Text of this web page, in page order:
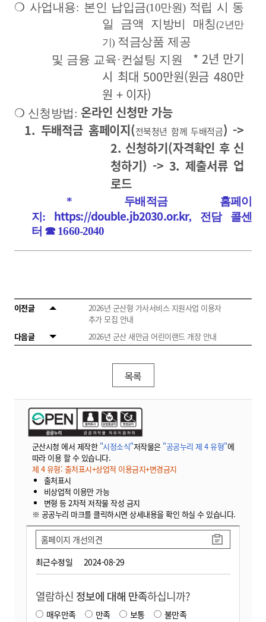
❍ 사업내용: 본인 납입금(10만원) 적립 시 동
일 금액 지방비 매칭(2년만
기) 적금상품 제공
및 금융 교육·컨설팅 지원
* 2년 만기
시 최대 500만원(원금 480만
원 + 이자)
❍ 신청방법: 온라인 신청만 가능
1. 두배적금 홈페이지(전북청년 함께 두배적금) ->
2. 신청하기(자격확인 후 신
청하기) -> 3. 제출서류 업
로드
* 두배적금 홈페이
지 : https://double.jb2030.or.kr, 전담 콜센
터 ☎1660-2040
이전글
2026년 군산형 가사서비스 지원사업 이용자
추가 모집 안내
다음글
2026년 군산 새만금 어린이랜드 개장 안내
목록
군산시청 에서 제작한 "시정소식"저작물은 "공공누리 제 4 유형"에
따라 이용 할 수 있습니다.
제 4 유형: 출처표시+상업적 이용금지+변경금지
출처표시
비상업적 이용만 가능
변형 등 2차적 저작물 작성 금지
※ 공공누리 마크를 클릭하시면 상세내용을 확인 하실 수 있습니다.
최근수정일 2024-08-29
홈페이지 개선의견
열람하신 정보에 대해 만족하십니까?
매우만족 만족 보통
불만족